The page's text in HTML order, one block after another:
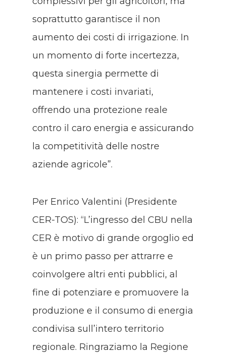
soprattutto garantisce il non
aumento dei costi di irrigazione. In
un momento di forte incertezza,
questa sinergia permette di
mantenere i costi invariati,
offrendo una protezione reale
contro il caro energia e assicurando
la competitività delle nostre
aziende agricole”.
Per Enrico Valentini (Presidente
CER-TOS): “L’ingresso del CBU nella
CER è motivo di grande orgoglio ed
è un primo passo per attrarre e
coinvolgere altri enti pubblici, al
fine di potenziare e promuovere la
produzione e il consumo di energia
condivisa sull’intero territorio
regionale. Ringraziamo la Regione